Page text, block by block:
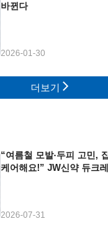
바뀐다
2026-01-30
더보기
“여름철 모발·두피 고민,
케어해요!” JW신약 듀크
2026-07-31